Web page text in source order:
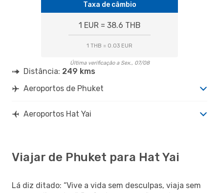
Taxa de câmbio
1 EUR = 38.6 THB
1 THB = 0.03 EUR
Última verificação a Sex., 07/08
Distância: 249 kms
Aeroportos de Phuket
Aeroportos Hat Yai
Viajar de Phuket para Hat Yai
Lá diz ditado: “Vive a vida sem desculpas, viaja sem